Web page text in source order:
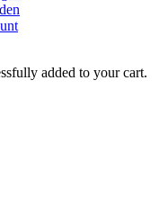
added to your cart.